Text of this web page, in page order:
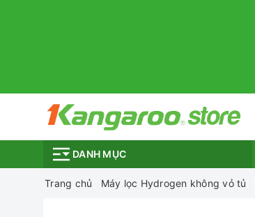
DANH MỤC
Trang chủ Máy lọc Hydrogen không vỏ tủ